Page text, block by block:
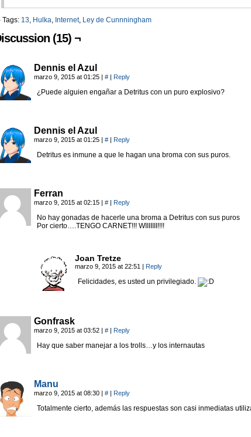
Tags: 13, Hulka, Internet, Ley de Cunnningham
(15) ¬
Dennis el Azul
marzo 9, 2015 at 01:25 | # | Reply
¿Puede alguien engañar a Detritus con un puro explosivo?
Dennis el Azul
marzo 9, 2015 at 01:25 | # | Reply
Detritus es inmune a que le hagan una broma con sus puros.
Ferran
marzo 9, 2015 at 02:15 | # | Reply
No hay gonadas de hacerle una broma a Detritus con sus puros
Por cierto….TENGO CARNET!!! WIIIIIII!!!!
Joan Tretze
marzo 9, 2015 at 22:51 | Reply
Felicidades, es usted un privilegiado.
Gonfrask
marzo 9, 2015 at 03:52 | # | Reply
Hay que saber manejar a los trolls…y los internautas
Manu
marzo 9, 2015 at 08:30 | # | Reply
Totalmente cierto, además las respuestas son casi inmediatas